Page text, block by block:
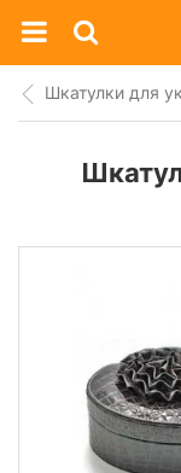
Шкатулки для